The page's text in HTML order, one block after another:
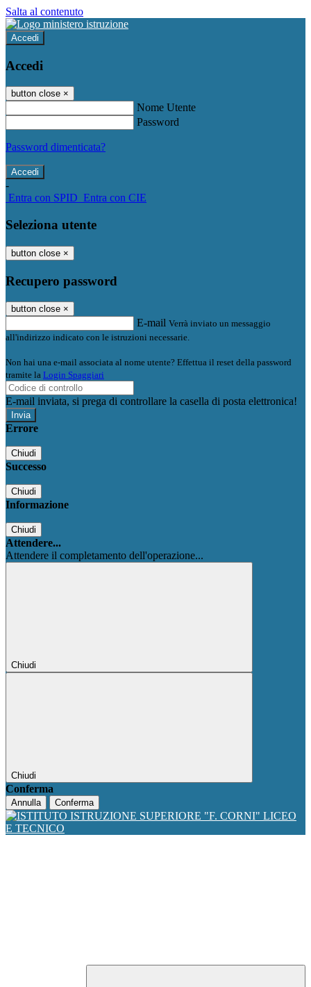
Salta al contenuto
Accedi
Accedi
button close ×
Nome Utente
Password
Password dimenticata?
-
Entra con SPID Entra con CIE
Seleziona utente
button close ×
Recupero password
button close ×
E-mail Verrà inviato un messaggio
all'indirizzo indicato con le istruzioni necessarie.
Non hai una e-mail associata al nome utente? Effettua il reset della password
tramite la Login Spaggiari
E-mail inviata, si prega di controllare la casella di posta elettronica!
Errore
Chiudi
Successo
Chiudi
Informazione
Chiudi
Attendere...
Attendere il completamento dell'operazione...
Chiudi
Chiudi
Conferma
Annulla Conferma